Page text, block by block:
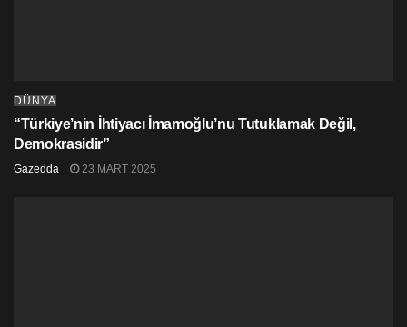
DÜNYA
“Türkiye’nin İhtiyacı İmamoğlu’nu Tutuklamak Değil,
Demokrasidir”
Gazedda 23 MART 2025